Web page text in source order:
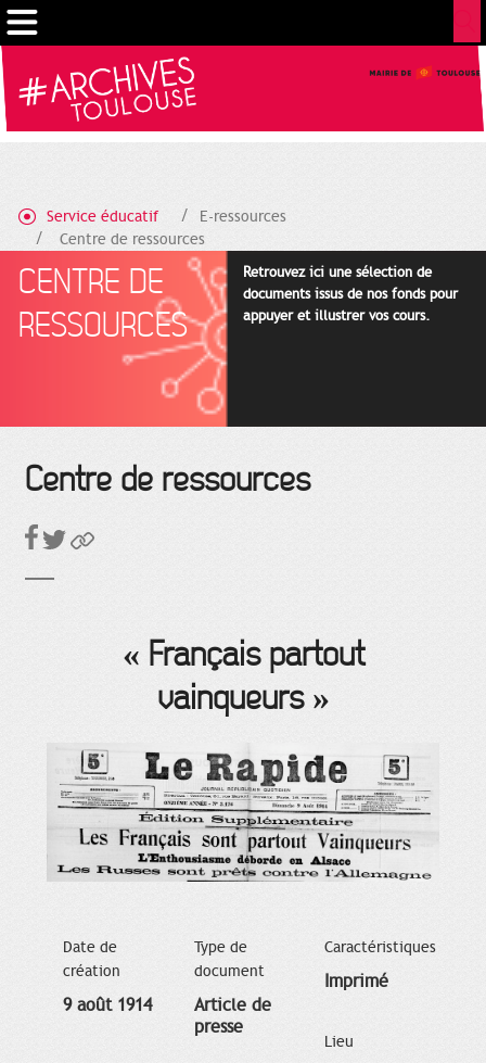
Service éducatif
E-ressources
Centre de ressources
CENTRE DE
RESSOURCES
Retrouvez ici une sélection de
documents issus de nos fonds pour
appuyer et illustrer vos cours.
Centre de ressources
« Français partout
vainqueurs »
Date de
création
9 août 1914
Type de
document
Article de
presse
Caractéristiques
Imprimé
Lieu
Cookies management panel